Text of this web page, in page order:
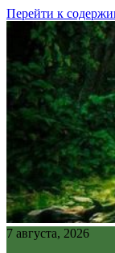
Перейти к
7 августа, 2026